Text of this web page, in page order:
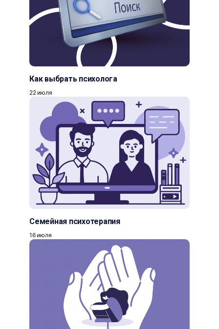
Как выбрать психолога
22 июля
Семейная психотерапия
16 июля